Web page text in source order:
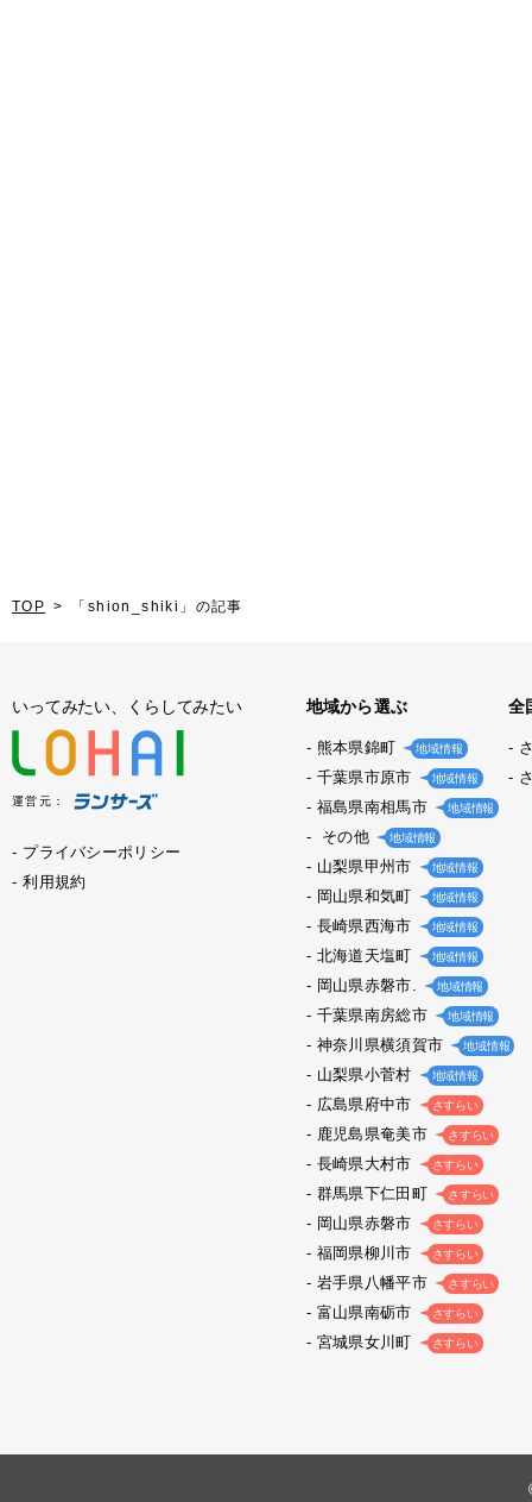
TOP 「shion_shiki」の記事
いってみたい、くらしてみたい
運営元：
プライバシーポリシー
利用規約
地域から選ぶ
熊本県錦町 地域情報
千葉県市原市 地域情報
福島県南相馬市 地域情報
その他 地域情報
山梨県甲州市 地域情報
岡山県和気町 地域情報
長崎県西海市 地域情報
北海道天塩町 地域情報
岡山県赤磐市. 地域情報
千葉県南房総市 地域情報
神奈川県横須賀市 地域情報
山梨県小菅村 地域情報
広島県府中市 さすらい
鹿児島県奄美市 さすらい
長崎県大村市 さすらい
群馬県下仁田町 さすらい
岡山県赤磐市 さすらい
福岡県柳川市 さすらい
岩手県八幡平市 さすらい
富山県南砺市 さすらい
宮城県女川町 さすらい
全